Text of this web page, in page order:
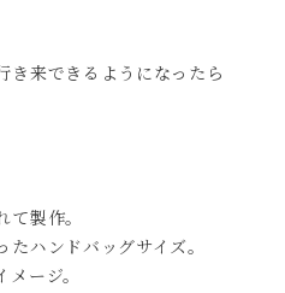
き来できるようになったら
製作。
ハンドバッグサイズ。
ージ。